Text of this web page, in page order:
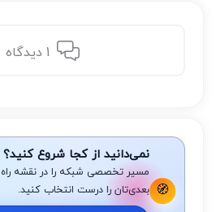
🧭
نمی‌دانید از کجا شروع کنید؟
مسیر تخصصی شبکه را در نقشه راه
بعدی‌تان را درست انتخاب کنید.